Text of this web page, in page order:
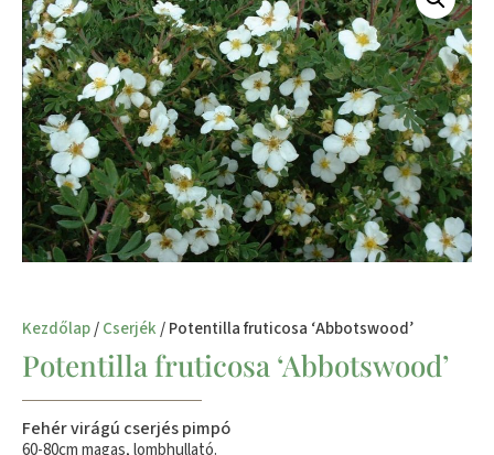
Kezdőlap/Cserjék/ Potentilla fruticosa ‘Abbotswood’
Potentilla fruticosa ‘Abbotswood’
Fehér virágú cserjés pimpó
60-80cm magas, lombhullató.